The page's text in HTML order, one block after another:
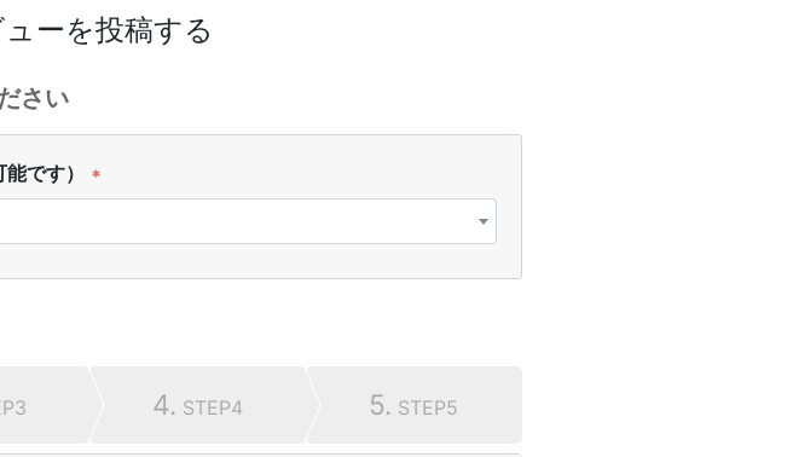
ーを投稿する
さい
です） *
4. STEP4 5. STEP5